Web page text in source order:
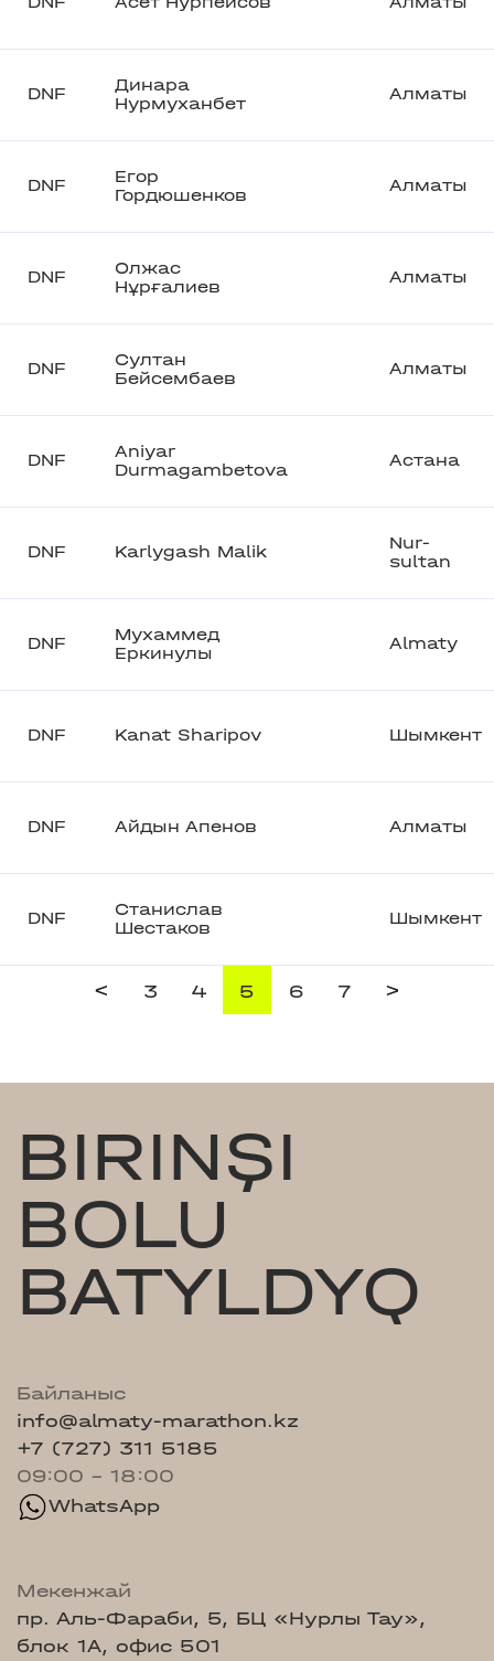
DNF
Динара
Нурмуханбет
Алматы
DNF
Егор
Гордюшенков
Алматы
DNF
Олжас
Нұрғалиев
Алматы
DNF
Султан
Бейсембаев
Алматы
DNF
Aniyar
Durmagambetova
Астана
DNF Karlygash Malik
Nur-
sultan
DNF
Мухаммед
Еркинулы
Almaty
DNF Kanat Sharipov Шымкент
DNF Айдын Апенов Алматы
DNF
Станислав
Шестаков
Шымкент
< 3 4 5 6 7 >
BIRINŞI
BOLU
BATYLDYQ
Байланыс
info@almaty-marathon.kz
+7 (727) 311 5185
09:00 - 18:00
WhatsApp
Мекенжай
пр. Аль-Фараби, 5, БЦ «Нурлы Тау»,
блок 1А, офис 501